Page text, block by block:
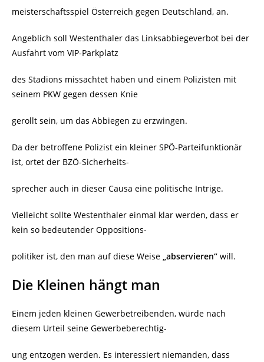
meisterschaftsspiel Österreich gegen Deutschland, an.
Angeblich soll Westenthaler das Linksabbiegeverbot bei der
Ausfahrt vom VIP-Parkplatz
des Stadions missachtet haben und einem Polizisten mit
seinem PKW gegen dessen Knie
gerollt sein, um das Abbiegen zu erzwingen.
Da der betroffene Polizist ein kleiner SPÖ-Parteifunktionär
ist, ortet der BZÖ-Sicherheits-
sprecher auch in dieser Causa eine politische Intrige.
Vielleicht sollte Westenthaler einmal klar werden, dass er
kein so bedeutender Oppositions-
politiker ist, den man auf diese Weise „abservieren“ will.
Die Kleinen hängt man
Einem jeden kleinen Gewerbetreibenden, würde nach
diesem Urteil seine Gewerbeberechtig-
ung entzogen werden. Es interessiert niemanden, dass